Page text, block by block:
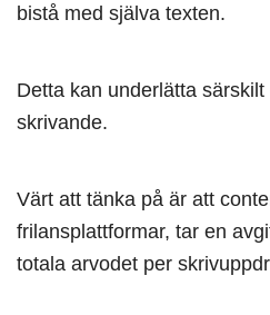
bistå med själva texten.
Detta kan underlätta
skrivande.
Värt att tänka på är att
frilansplattformar, tar en
totala arvodet per